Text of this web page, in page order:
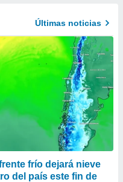
Últimas noticias
frío dejará nieve
del país este fin de